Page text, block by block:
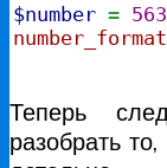
$number =
number_format
Теперь
разобрать